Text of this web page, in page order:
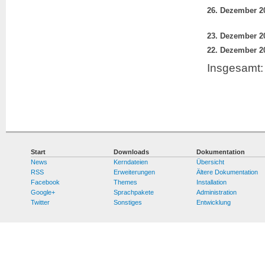
Start
News
RSS
Facebook
Google+
Twitter
Downloads
Kerndateien
Erweiterungen
Themes
Sprachpakete
Sonstiges
Dokumentation
Übersicht
Ältere Dokumentation
Installation
Administration
Entwicklung